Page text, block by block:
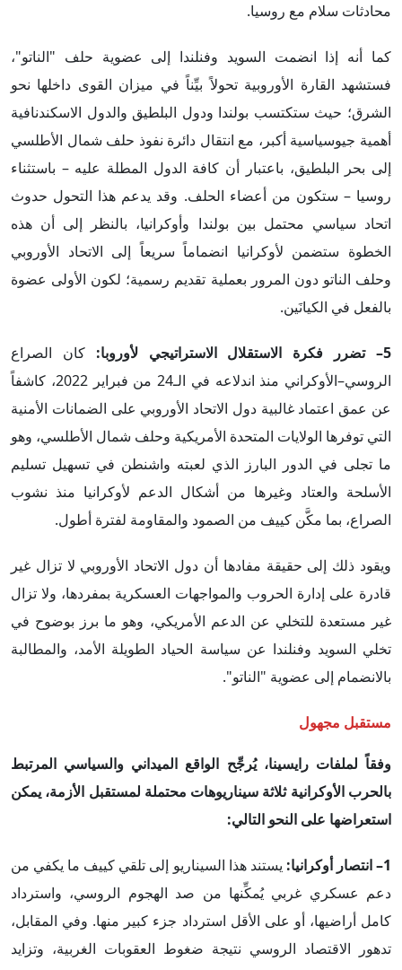
محادثات سلام مع روسيا.
كما أنه إذا انضمت السويد وفنلندا إلى عضوية حلف "الناتو"،
فستشهد القارة الأوروبية تحولاً بيِّناً في ميزان القوى داخلها نحو
الشرق؛ حيث ستكتسب بولندا ودول البلطيق والدول الاسكندنافية
أهمية جيوسياسية أكبر، مع انتقال دائرة نفوذ حلف شمال الأطلسي
إلى بحر البلطيق، باعتبار أن كافة الدول المطلة عليه – باستثناء
روسيا – ستكون من أعضاء الحلف. وقد يدعم هذا التحول حدوث
اتحاد سياسي محتمل بين بولندا وأوكرانيا، بالنظر إلى أن هذه
الخطوة ستضمن لأوكرانيا انضماماً سريعاً إلى الاتحاد الأوروبي
وحلف الناتو دون المرور بعملية تقديم رسمية؛ لكون الأولى عضوة
بالفعل في الكيانَين.
5– تضرر فكرة الاستقلال الاستراتيجي لأوروبا:
كان الصراع
الروسي–الأوكراني منذ اندلاعه في الـ24 من فبراير 2022، كاشفاً
عن عمق اعتماد غالبية دول الاتحاد الأوروبي على الضمانات الأمنية
التي توفرها الولايات المتحدة الأمريكية وحلف شمال الأطلسي، وهو
ما تجلى في الدور البارز الذي لعبته واشنطن في تسهيل تسليم
الأسلحة والعتاد وغيرها من أشكال الدعم لأوكرانيا منذ نشوب
الصراع، بما مكَّن كييف من الصمود والمقاومة لفترة أطول.
ويقود ذلك إلى حقيقة مفادها أن دول الاتحاد الأوروبي لا تزال غير
قادرة على إدارة الحروب والمواجهات العسكرية بمفردها، ولا تزال
غير مستعدة للتخلي عن الدعم الأمريكي، وهو ما برز بوضوح في
تخلي السويد وفنلندا عن سياسة الحياد الطويلة الأمد، والمطالبة
بالانضمام إلى عضوية "الناتو".
مستقبل مجهول
وفقاً لملفات رايسينا، يُرجِّح الواقع الميداني والسياسي المرتبط
بالحرب الأوكرانية ثلاثة سيناريوهات محتملة لمستقبل الأزمة، يمكن
استعراضها على النحو التالي:
1– انتصار أوكرانيا:
يستند هذا السيناريو إلى تلقي كييف ما يكفي من
دعم عسكري غربي يُمكِّنها من صد الهجوم الروسي، واسترداد
كامل أراضيها، أو على الأقل استرداد جزء كبير منها. وفي المقابل،
تدهور الاقتصاد الروسي نتيجة ضغوط العقوبات الغربية، وتزايد